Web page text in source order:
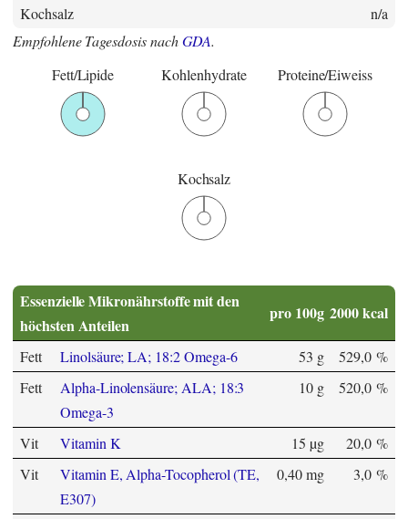
Kochsalz
n/a
Empfohlene Tagesdosis nachGDA.
Fett/Lipide
Kohlenhydrate Proteine/Eiweiss
Kochsalz
Essenzielle Mikronährstoffe mit den
höchsten Anteilen
pro 100g 2000 kcal
Fett Linolsäure; LA; 18:2 Omega-6 53 g
529,0 %
Fett
Alpha-Linolensäure; ALA; 18:3
Omega-3
10 g 520,0 %
Vit Vitamin K 15 µg
20,0 %
Vit
Vitamin E, Alpha-Tocopherol (TE,
E307)
0,40 mg 3,0 %